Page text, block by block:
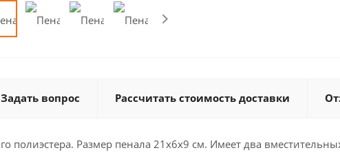
Задать вопрос Рассчитать стоимость доставки
полиэстера. Размер пенала 21х6х9 см. Имеет два